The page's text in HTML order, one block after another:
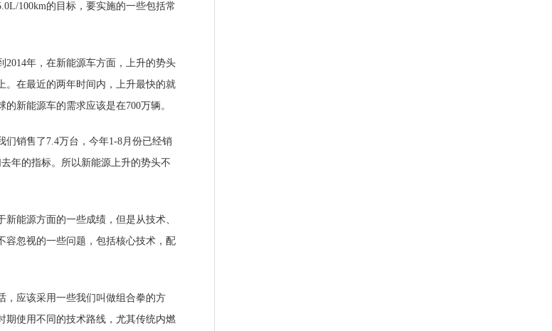
100km的目标，要实施的一些包括常
年，在新能源车方面，上升的势头
。在最近的两年时间内，上升最快的就
新能源车的需求应该是在700万辆。
销售了7.4万台，今年1-8月份已经销
年的指标。所以新能源上升的势头不
能源方面的一些成绩，但是从技术、
容忽视的一些问题，包括核心技术，配
应该采用一些我们叫做组合拳的方
期使用不同的技术路线，尤其传统内燃